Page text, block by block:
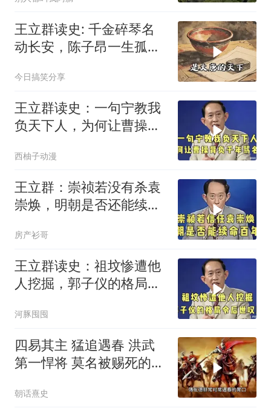
王立群读史: 千金碎琴名
动长安，陈子昂一生孤独
今日搞笑分享
王立群读史：一句宁教我
负天下人，为何让曹操背
西柚子动漫
王立群：崇祯若没有杀袁
崇焕，明朝是否还能续命
房产衫哥
王立群读史：祖坟惨遭他
人挖掘，郭子仪的格局令
河豚囤囤
四易其主 猛追遇春 洪武
第一悍将 莫名被赐死的颍
朝话熹史